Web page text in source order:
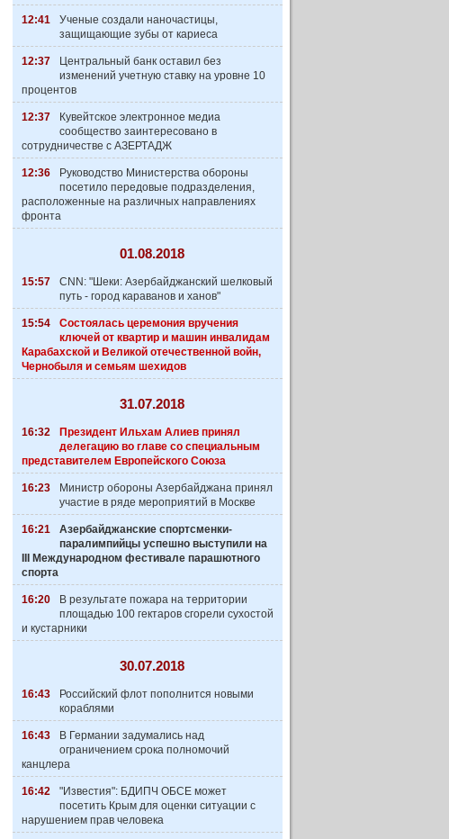
12:41
Ученые создали наночастицы,
защищающие зубы от кариеса
12:37
Центральный банк оставил без
изменений учетную ставку на уровне 10
процентов
12:37
Кувейтское электронное медиа
сообщество заинтеpесовано в
сотрудничестве с АЗЕРТАДЖ
12:36
Руководство Министерства обороны
посетило передовые подразделения,
расположенные на различных направлениях
фронта
01.08.2018
15:57
CNN: "Шеки: Азербайджанский шелковый
путь - город караванов и ханов"
15:54
Состоялась церемония вручения
ключей от квартир и машин инвалидам
Карабахской и Великой отечественной войн,
Чернобыля и семьям шехидов
31.07.2018
16:32
Президент Ильхам Алиев принял
делегацию во главе со специальным
представителем Европейского Союза
16:23
Министр обороны Азербайджана принял
участие в ряде мероприятий в Москве
16:21
Азербайджанские спортсменки-
паралимпийцы успешно выступили на
III Международном фестивале парашютного
спорта
16:20
В результате пожара на территории
площадью 100 гектаров сгорели сухостой
и кустарники
30.07.2018
16:43
Российский флот пополнится новыми
кораблями
16:43
В Германии задумались над
ограничением срока полномочий
канцлера
16:42
"Известия": БДИПЧ ОБСЕ может
посетить Крым для оценки ситуации с
нарушением прав человека